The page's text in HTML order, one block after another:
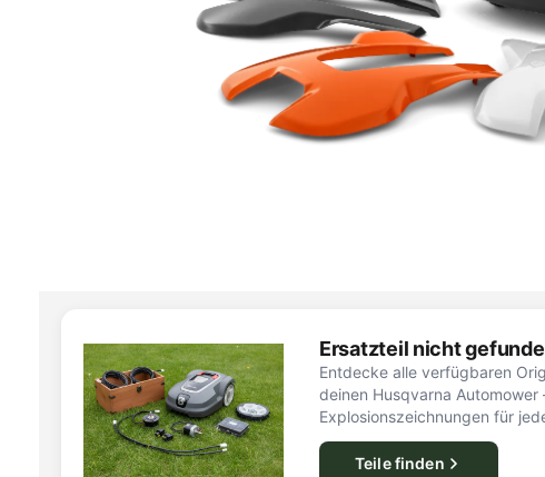
Ersatzteil nicht
Entdecke alle verfügbaren
deinen Husqvarna Automower
Explosionszeichnungen für
Teile finden